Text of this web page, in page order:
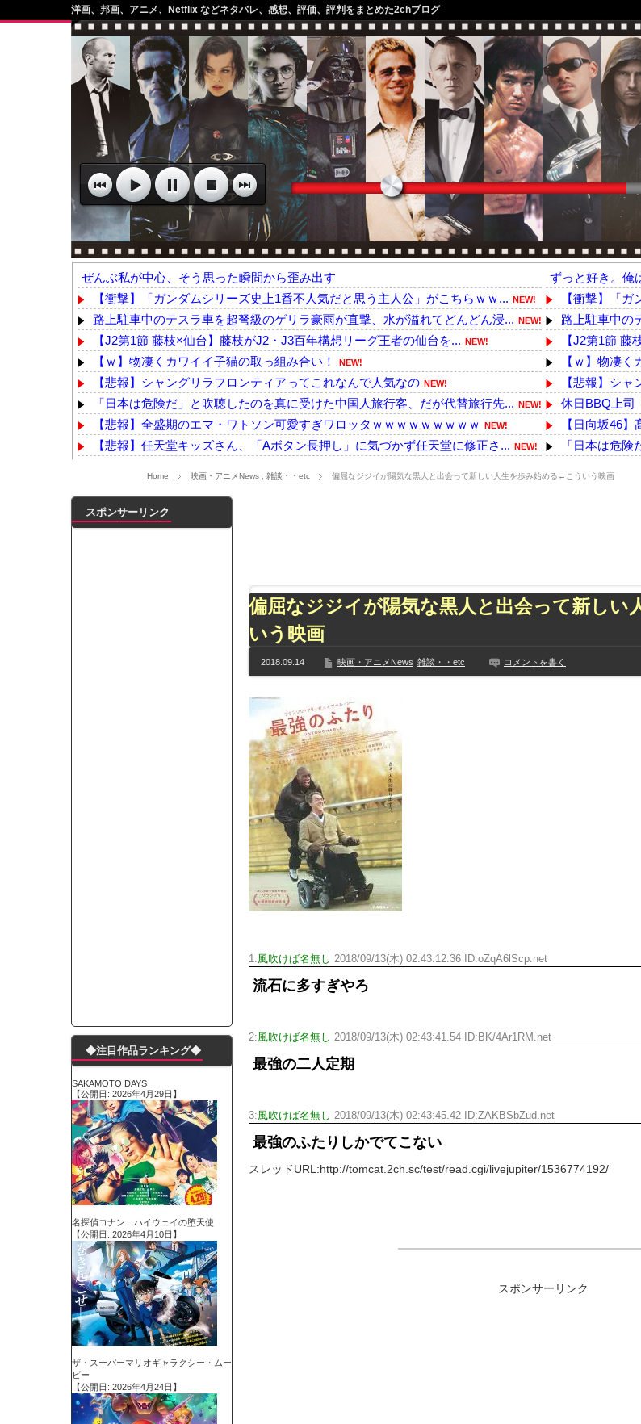
洋画、邦画、アニメ、Netflix などネタバレ、感想、評価、評判をまとめた2chブログ
ぜんぶ私が中心、そう思った瞬間から歪み出す
【衝撃】「ガンダムシリーズ史上1番不人気だと思う主人公」がこちらｗｗ... NEW!
路上駐車中のテスラ車を超弩級のゲリラ豪雨が直撃、水が溢れてどんどん浸... NEW!
【J2第1節 藤枝×仙台】藤枝がJ2・J3百年構想リーグ王者の仙台を... NEW!
【ｗ】物凄くカワイイ子猫の取っ組み合い！ NEW!
【悲報】シャングリラフロンティアってこれなんで人気なの NEW!
「日本は危険だ」と吹聴したのを真に受けた中国人旅行客、だが代替旅行先... NEW!
【悲報】全盛期のエマ・ワトソン可愛すぎワロッタｗｗｗｗｗｗｗｗｗ NEW!
【悲報】任天堂キッズさん、「Aボタン長押し」に気づかず任天堂に修正さ... NEW!
みんなは職場のBBQなに持ってけば嬉しい？
【YG】BLACKPINKのファンがゴルフクラブをもって事務所を襲撃...
【乃木坂】水谷豊の息子、三山凌輝がW不倫‼共演した久保史緒里と中村麗...
【TWICE】サナが佐藤健とダブル主演の映画で演技に初挑戦‼
【速報】石破首相 大敗の責任「両院議員総会での意見や総括を踏まえ、適...
【画像】色盲にはグレーにしか見えない事実がこちらｗｗｗｗｗｗ
『鬼滅の刃 無限城編』3部作で興収2000億円も視野に!?超巨大マネ...
メイドの格好してるちょちょたんの破壊力が半端ない【梅咲遥】
ランJ民ワイ、新しいランニングシューズを手に入れる
モーニングショー「視聴率5.2％！」テレビ朝日「ひたすら自民批判！」...
出自が社長にバレて「愛人になれ」と脅された。辞めたら1週間もしないう...
【唖然】渋谷のホームレス対策、とんでもない領域へｗｗｗｗｗｗ
子供部屋おじさんなんですがコード類の配線ぐちゃぐちゃさせない方法教え...
ポルシェが満を持して送り出す初EV 「タイカン」はテスラのライバルに...
【朗報】阪神のドラフト、ガチで大当たりだったｗｗｗｗｗｗｗｗｗｗｗｗ...
下半身トレーニング、太ももに自信ニキきてくれｗｗｗｗｗｗｗｗｗ
ずっと好き。俺
【衝撃】「
路上駐車中の
【J2第1節
【ｗ】物凄く
【悲報】シ
休日BBQ上司
【日向坂46
「日本は危
【悲報】
【戦慄】山
【悲報】町の
みんなは職場
【乃木坂】水
Home 映画・アニメNews 雑談・・etc 偏屈なジジイが陽気な黒人と出会って新しい人生を歩み始める←こういう映画
偏屈なジジイが陽気な黒人と出会って新しい
いう映画
2018.09.14 映画・アニメNews 雑談・・etc コメントを書く
1:風吹けば名無し 2018/09/13(木) 02:43:12.36 ID:oZqA6lScp.net
流石に多すぎやろ
2:風吹けば名無し 2018/09/13(木) 02:43:41.54 ID:BK/4Ar1RM.net
最強の二人定期
3:風吹けば名無し 2018/09/13(木) 02:43:45.42 ID:ZAKBSbZud.net
最強のふたりしかでてこない
スレッドURL:http://tomcat.2ch.sc/test/read.cgi/livejupiter/1536774192/
スポンサーリンク
スポンサーリンク
◆注目作品ランキング◆
SAKAMOTO DAYS
【公開日: 2026年4月29日】
名探偵コナン ハイウェイの堕天使
【公開日: 2026年4月10日】
ザ・スーパーマリオギャラクシー・ムー
ビー
【公開日: 2026年4月24日】